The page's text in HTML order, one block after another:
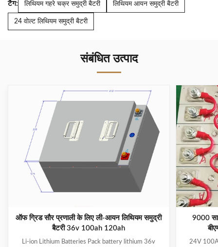
टैग: लिथियम गहरे चक्र समुद्री बैटरी लिथियम आयन समुद्री बैटरी
24 वोल्ट लिथियम समुद्री बैटरी
संबंधित उत्पाद
ऑफ ग्रिड सौर प्रणाली के लिए ली-आयन लिथियम समुद्री
बैटरी 36v 100ah 120ah
Li-ion Lithium Batteries Pack battery lithium 36v
9000
24V